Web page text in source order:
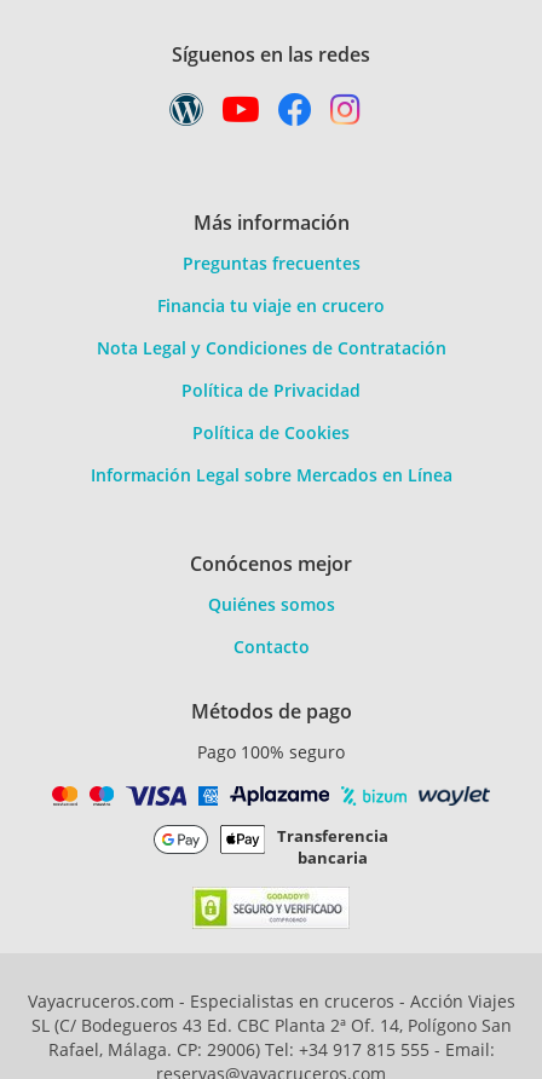
Síguenos en las redes
Más información
Preguntas frecuentes
Financia tu viaje en crucero
Nota Legal y Condiciones de Contratación
Política de Privacidad
Política de Cookies
Información Legal sobre Mercados en Línea
Conócenos mejor
Quiénes somos
Contacto
Métodos de pago
Pago 100% seguro
Transferencia
bancaria
Vayacruceros.com - Especialistas en cruceros - Acción Viajes
SL (C/ Bodegueros 43 Ed. CBC Planta 2ª Of. 14, Polígono San
Rafael, Málaga. CP: 29006) Tel: +34 917 815 555 - Email:
reservas@vayacruceros.com